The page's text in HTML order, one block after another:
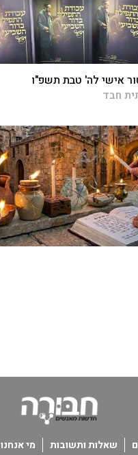
אישי לה' טבת תשפ"ו
חבד
שאלות ותשובות מי אנחנו